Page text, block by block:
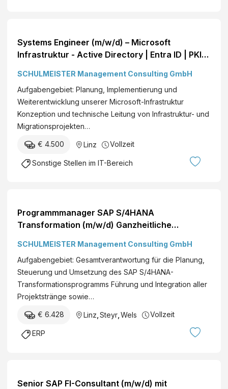
Systems Engineer (m/w/d) – Microsoft
Infrastruktur - Active Directory | Entra ID | PKI
herausfordernde IT-Landschaft | Eingespieltes,
kompetentes Team Linz Vollzeit€ +
SCHULMEISTER Management Consulting GmbH
Aufgabengebiet: Planung, Implementierung und
Weiterentwicklung unserer Microsoft-Infrastruktur
Konzeption und technische Leitung von Infrastruktur- und
Migrationsprojekten…
€ 4.500 Linz Vollzeit
Sonstige Stellen im IT-Bereich
Programmmanager SAP S/4HANA
Transformation (m/w/d) Ganzheitliche
Entscheidungsträgern | Strategischer Impact
Raum Linz/Wels/Steyr Vollzeit€ +
SCHULMEISTER Management Consulting GmbH
Aufgabengebiet: Gesamtverantwortung für die Planung,
Steuerung und Umsetzung des SAP S/4HANA-
Transformationsprogramms Führung und Integration aller
Projektstränge sowie…
€ 6.428 Linz,Steyr,Wels Vollzeit
ERP
Senior SAP FI-Consultant (m/w/d) mit